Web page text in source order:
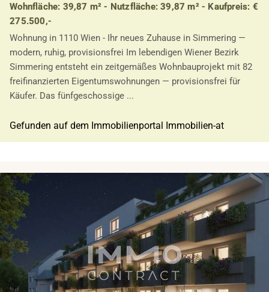
Wohnfläche: 39,87 m² - Nutzfläche: 39,87 m² - Kaufpreis: €
275.500,-
Wohnung in 1110 Wien - Ihr neues Zuhause in Simmering —
modern, ruhig, provisionsfrei Im lebendigen Wiener Bezirk
Simmering entsteht ein zeitgemäßes Wohnbauprojekt mit 82
freifinanzierten Eigentumswohnungen — provisionsfrei für
Käufer. Das fünfgeschossige ...
Gefunden auf dem Immobilienportal Immobilien-at